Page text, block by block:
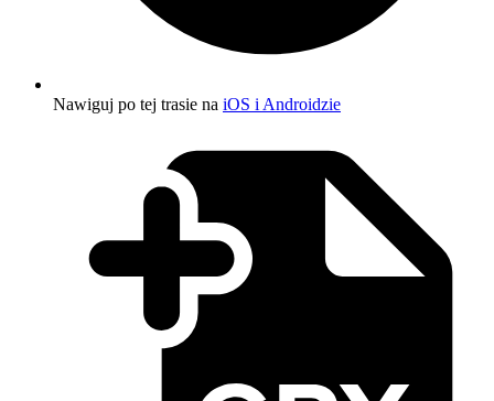
Nawiguj po tej trasie na iOS i Androidzie